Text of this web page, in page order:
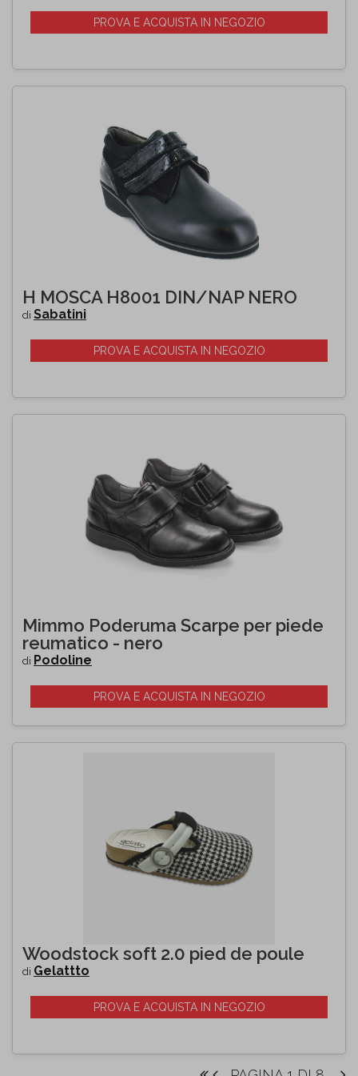
PROVA E ACQUISTA IN NEGOZIO
H MOSCA H8001 DIN/NAP NERO
di Sabatini
PROVA E ACQUISTA IN NEGOZIO
Mimmo Poderuma Scarpe per piede
reumatico - nero
di Podoline
PROVA E ACQUISTA IN NEGOZIO
Woodstock soft 2.0 pied de poule
di Gelattto
PROVA E ACQUISTA IN NEGOZIO